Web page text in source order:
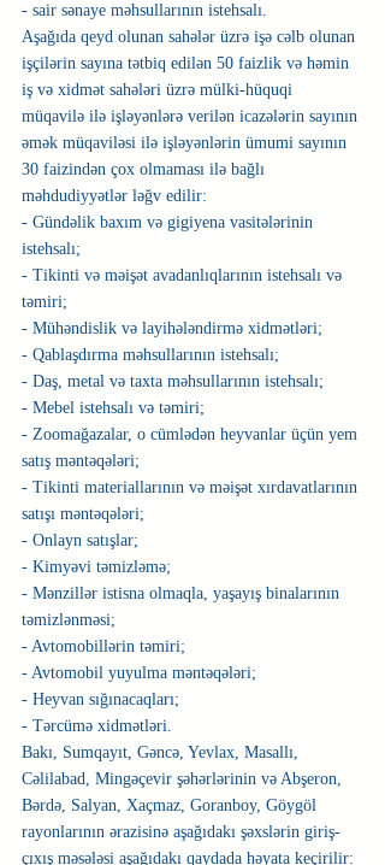
- sair sənaye məhsullarının istehsalı.
Aşağıda qeyd olunan sahələr üzrə işə cəlb olunan
işçilərin sayına tətbiq edilən 50 faizlik və həmin
iş və xidmət sahələri üzrə mülki-hüquqi
müqavilə ilə işləyənlərə verilən icazələrin sayının
əmək müqaviləsi ilə işləyənlərin ümumi sayının
30 faizindən çox olmaması ilə bağlı
məhdudiyyətlər ləğv edilir:
- Gündəlik baxım və gigiyena vasitələrinin
istehsalı;
- Tikinti və məişət avadanlıqlarının istehsalı və
təmiri;
- Mühəndislik və layihələndirmə xidmətləri;
- Qablaşdırma məhsullarının istehsalı;
- Daş, metal və taxta məhsullarının istehsalı;
- Mebel istehsalı və təmiri;
- Zoomağazalar, o cümlədən heyvanlar üçün yem
satış məntəqələri;
- Tikinti materiallarının və məişət xırdavatlarının
satışı məntəqələri;
- Onlayn satışlar;
- Kimyəvi təmizləmə;
- Mənzillər istisna olmaqla, yaşayış binalarının
təmizlənməsi;
- Avtomobillərin təmiri;
- Avtomobil yuyulma məntəqələri;
- Heyvan sığınacaqları;
- Tərcümə xidmətləri.
Bakı, Sumqayıt, Gəncə, Yevlax, Masallı,
Cəlilabad, Mingəçevir şəhərlərinin və Abşeron,
Bərdə, Salyan, Xaçmaz, Goranboy, Göygöl
rayonlarının ərazisinə aşağıdakı şəxslərin giriş-
çıxış məsələsi aşağıdakı qaydada həyata keçirilir: